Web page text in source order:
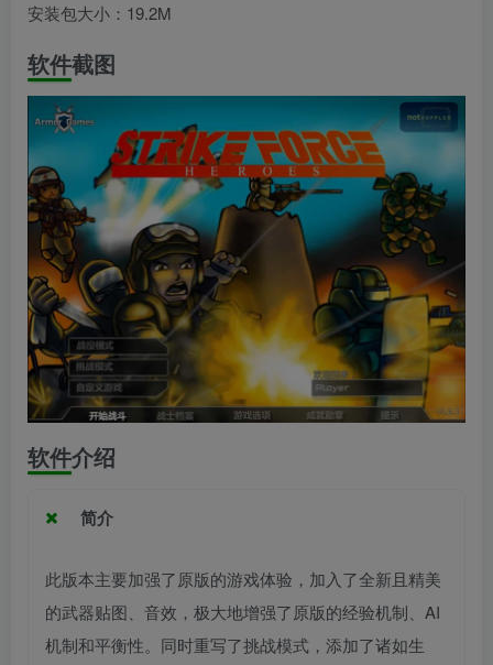
安装包大小：19.2M
软件截图
软件介绍
简介
此版本主要加强了原版的游戏体验，加入了全新且精美
的武器贴图、音效，极大地增强了原版的经验机制、AI
机制和平衡性。同时重写了挑战模式，添加了诸如生